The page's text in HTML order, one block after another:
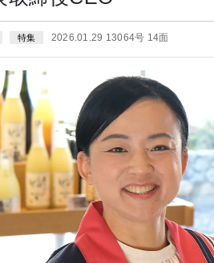
特集 2026.01.29 13064号 14面